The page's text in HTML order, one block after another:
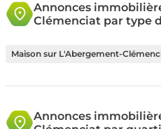
Annonces
Clémenciat par type
Maison sur L'Abergement-
Annonces